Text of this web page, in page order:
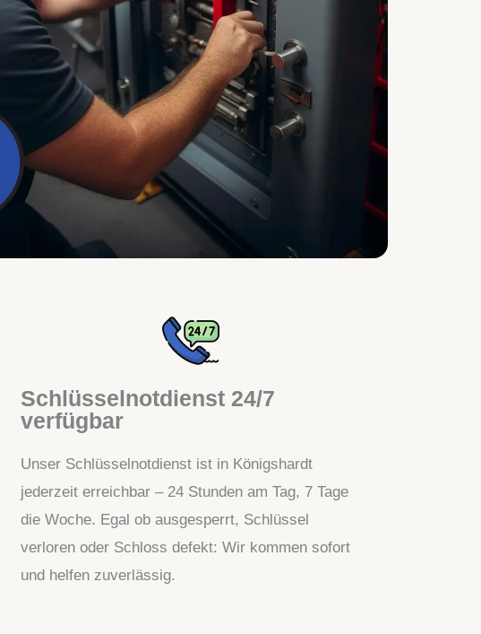
Schlüsselnotdienst 24/7
verfügbar
Unser Schlüsselnotdienst ist in Königshardt
jederzeit erreichbar – 24 Stunden am Tag, 7 Tage
die Woche. Egal ob ausgesperrt, Schlüssel
verloren oder Schloss defekt: Wir kommen sofort
und helfen zuverlässig.